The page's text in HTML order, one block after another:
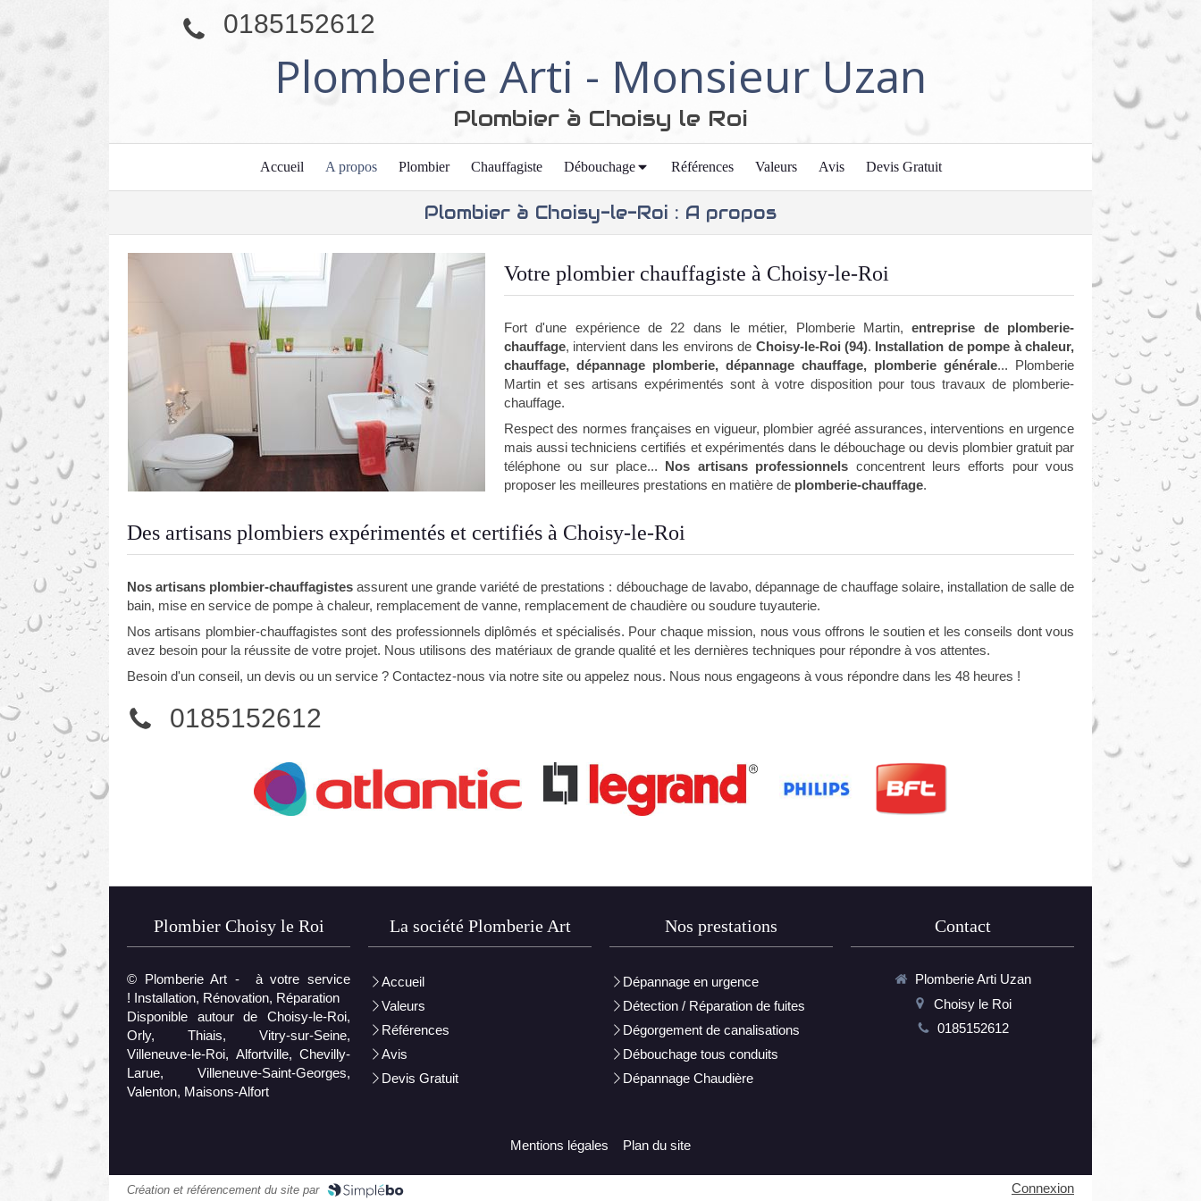
0185152612
Plomberie Arti - Monsieur Uzan
Plombier à Choisy le Roi
Accueil A propos Plombier Chauffagiste Débouchage Références Valeurs Avis Devis Gratuit
Plombier à Choisy-le-Roi : A propos
Votre plombier chauffagiste à Choisy-le-Roi
Fort d'une expérience de 22 dans le métier, Plomberie Martin,entreprise de plomberie-
chauffage, intervient dans les environs de Choisy-le-Roi (94). Installation de pompe à chaleur,
chauffage, dépannage plomberie, dépannage chauffage, plomberie générale... Plomberie
Martin et ses artisans expérimentés sont à votre disposition pour tous travaux de plomberie-
chauffage.
Respect des normes françaises en vigueur, plombier agréé assurances, interventions en urgence
mais aussi techniciens certifiés et expérimentés dans le débouchage ou devis plombier gratuit par
téléphone ou sur place... Nos artisans professionnels concentrent leurs efforts pour vous
proposer les meilleures prestations en matière de plomberie-chauffage.
Des artisans plombiers expérimentés et certifiés à Choisy-le-Roi
Nos artisans plombier-chauffagistes assurent une grande variété de prestations : débouchage de lavabo, dépannage de chauffage solaire, installation de salle de
bain, mise en service de pompe à chaleur, remplacement de vanne, remplacement de chaudière ou soudure tuyauterie.
Nos artisans plombier-chauffagistes sont des professionnels diplômés et spécialisés. Pour chaque mission, nous vous offrons le soutien et les conseils dont vous
avez besoin pour la réussite de votre projet. Nous utilisons des matériaux de grande qualité et les dernières techniques pour répondre à vos attentes.
Besoin d'un conseil, un devis ou un service ? Contactez-nous via notre site ou appelez nous. Nous nous engageons à vous répondre dans les 48 heures !
0185152612
Plombier Choisy le Roi
© Plomberie Art - à votre service
! Installation, Rénovation, Réparation
Disponible autour de Choisy-le-Roi,
Orly, Thiais, Vitry-sur-Seine,
Villeneuve-le-Roi, Alfortville, Chevilly-
Larue, Villeneuve-Saint-Georges,
Valenton, Maisons-Alfort
La société Plomberie Art
Accueil
Valeurs
Références
Avis
Devis Gratuit
Nos prestations
Dépannage en urgence
Détection / Réparation de fuites
Dégorgement de canalisations
Débouchage tous conduits
Dépannage Chaudière
Contact
Plomberie Arti Uzan
Choisy le Roi
0185152612
Mentions légales Plan du site
Création et référencement du site par Connexion